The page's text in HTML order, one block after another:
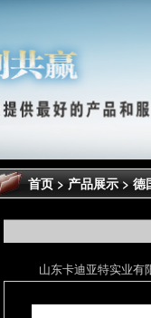
首页>产品展示>德
山东卡迪亚特实业有